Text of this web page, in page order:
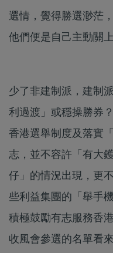
選情，覺得勝選渺茫
他們便是自己主動關
少了非建制派，建制
利過渡」或穩操勝券
香港選舉制度及落實
志，並不容許「有大
仔」的情況出現，更
些利益集團的「舉手
積極鼓勵有志服務香
收風會參選的名單看